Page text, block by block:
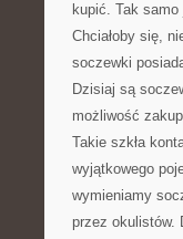
kupić. Tak
Chciałoby się,
soczewki
Dzisiaj są
możliwość
Takie szkła
wyjątkowego
wymieniamy
przez okulistów.